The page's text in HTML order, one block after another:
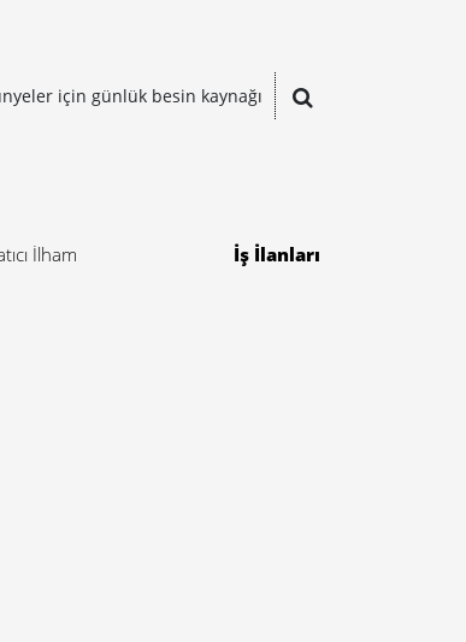
için günlük besin kaynağı
İlham İş İlanları